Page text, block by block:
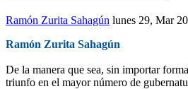
Ramón Zurita Sahagún lunes 29, Mar
Ramón Zurita Sahagún
De la manera que sea, sin importar
triunfo en el mayor número de